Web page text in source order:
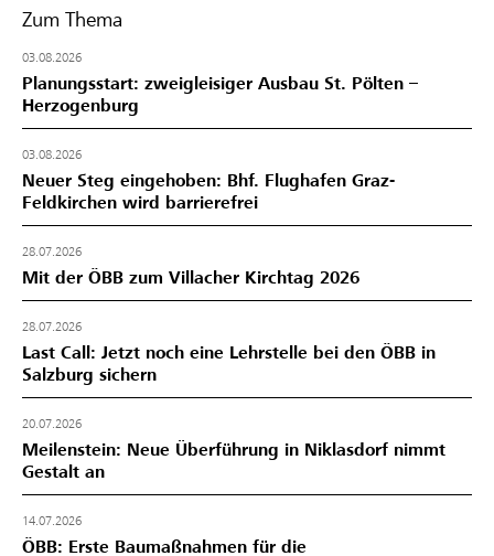
Zum Thema
03.08.2026
Planungsstart: zweigleisiger Ausbau St. Pölten –
Herzogenburg
03.08.2026
Neuer Steg eingehoben: Bhf. Flughafen Graz-
Feldkirchen wird barrierefrei
28.07.2026
Mit der ÖBB zum Villacher Kirchtag 2026
28.07.2026
Last Call: Jetzt noch eine Lehrstelle bei den ÖBB in
Salzburg sichern
20.07.2026
Meilenstein: Neue Überführung in Niklasdorf nimmt
Gestalt an
14.07.2026
ÖBB: Erste Baumaßnahmen für die